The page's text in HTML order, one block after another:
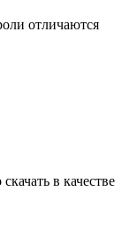
отличаются
в качестве